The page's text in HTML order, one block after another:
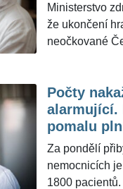
dlouhodobá
vakcíny,"
ředitel Ústavu
Ministerstvo
že ukončení
neočkované
krok, který má
se zdá, že
přechodný
pro
skupiny pro
Tachezy.
Počty
alarmující.
pomalu
zhodnotila
Za pondělí
nemocnicích
1800